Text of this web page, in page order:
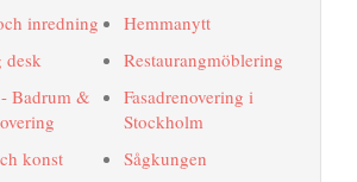
inredning
desk
Badrum &
konst
Hemmanytt
Restaurangmöblering
Fasadrenovering i
Stockholm
Sågkungen